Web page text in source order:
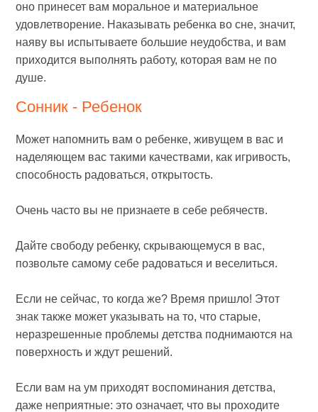
оно принесет вам моральное и материальное
удовлетворение. Наказывать ребенка во сне, значит,
наяву вы испытываете большие неудобства, и вам
приходится выполнять работу, которая вам не по
душе.
Сонник - Ребенок
Может напомнить вам о ребенке, живущем в вас и
наделяющем вас такими качествами, как игривость,
способность радоваться, открытость.
Очень часто вы не признаете в себе ребячеств.
Дайте свободу ребенку, скрывающемуся в вас,
позвольте самому себе радоваться и веселиться.
Если не сейчас, то когда же? Время пришло! Этот
знак также может указывать на то, что старые,
неразрешенные проблемы детства поднимаются на
поверхность и ждут решений.
Если вам на ум приходят воспоминания детства,
даже неприятные: это означает, что вы проходите